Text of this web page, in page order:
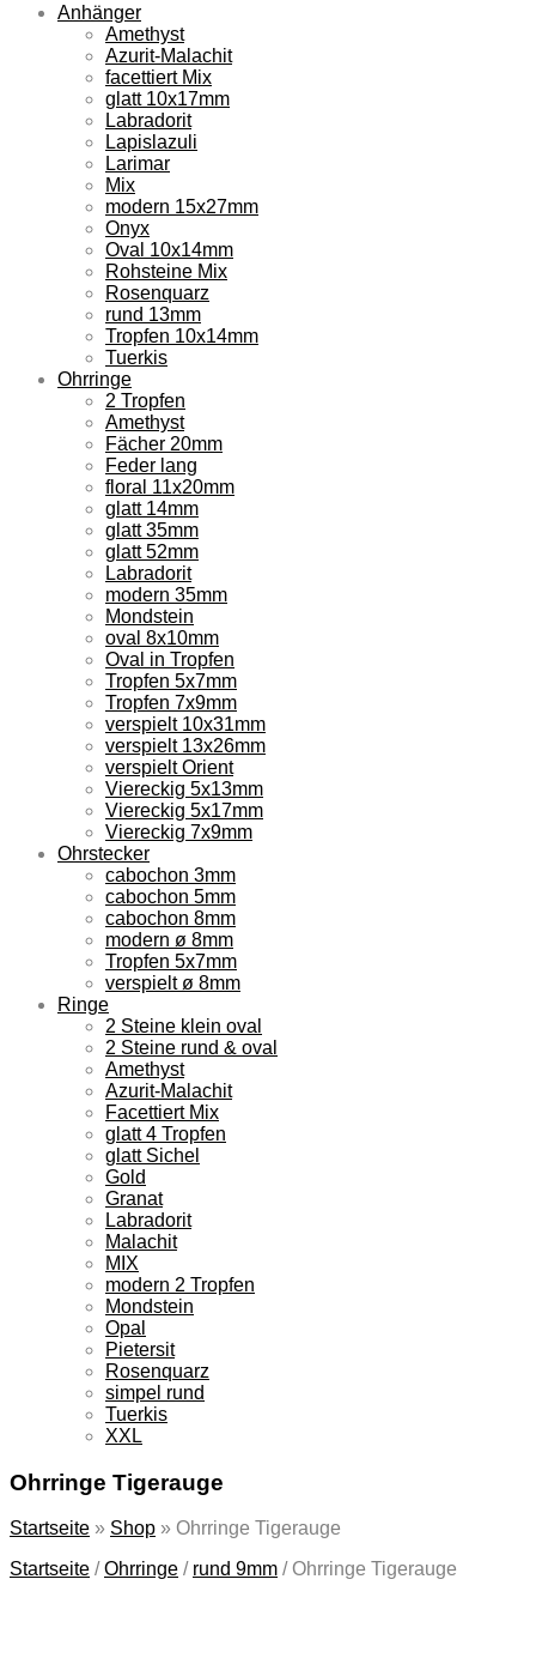
Anhänger
Amethyst
Azurit-Malachit
facettiert Mix
glatt 10x17mm
Labradorit
Lapislazuli
Larimar
Mix
modern 15x27mm
Onyx
Oval 10x14mm
Rohsteine Mix
Rosenquarz
rund 13mm
Tropfen 10x14mm
Tuerkis
Ohrringe
2 Tropfen
Amethyst
Fächer 20mm
Feder lang
floral 11x20mm
glatt 14mm
glatt 35mm
glatt 52mm
Labradorit
modern 35mm
Mondstein
oval 8x10mm
Oval in Tropfen
Tropfen 5x7mm
Tropfen 7x9mm
verspielt 10x31mm
verspielt 13x26mm
verspielt Orient
Viereckig 5x13mm
Viereckig 5x17mm
Viereckig 7x9mm
Ohrstecker
cabochon 3mm
cabochon 5mm
cabochon 8mm
modern ø 8mm
Tropfen 5x7mm
verspielt ø 8mm
Ringe
2 Steine klein oval
2 Steine rund & oval
Amethyst
Azurit-Malachit
Facettiert Mix
glatt 4 Tropfen
glatt Sichel
Gold
Granat
Labradorit
Malachit
MIX
modern 2 Tropfen
Mondstein
Opal
Pietersit
Rosenquarz
simpel rund
Tuerkis
XXL
Ohrringe Tigerauge
Startseite » Shop » Ohrringe Tigerauge
Startseite /Ohrringe / rund 9mm /Ohrringe Tigerauge